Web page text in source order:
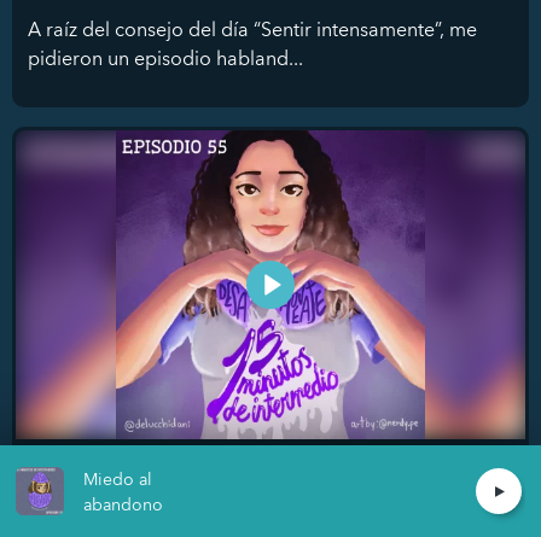
A raíz del consejo del día “Sentir intensamente”, me
pidieron un episodio habland...
Establecer límites
Daniella De Lucchi
Miedo al
abandono